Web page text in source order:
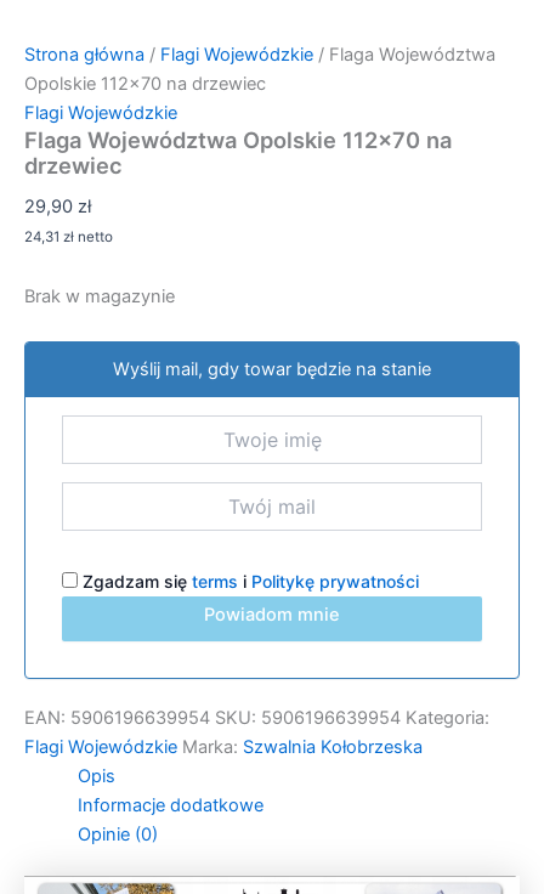
Strona główna / Flagi Wojewódzkie / Flaga Województwa
Opolskie 112×70 na drzewiec
Flagi Wojewódzkie
Flaga Województwa Opolskie 112×70 na
drzewiec
29,90 zł
24,31 zł netto
Brak w magazynie
Wyślij mail, gdy towar będzie na stanie
Zgadzam się terms i Politykę prywatności
Powiadom mnie
EAN: 5906196639954 SKU: 5906196639954 Kategoria:
Flagi Wojewódzkie Marka: Szwalnia Kołobrzeska
Opis
Informacje dodatkowe
Opinie (0)